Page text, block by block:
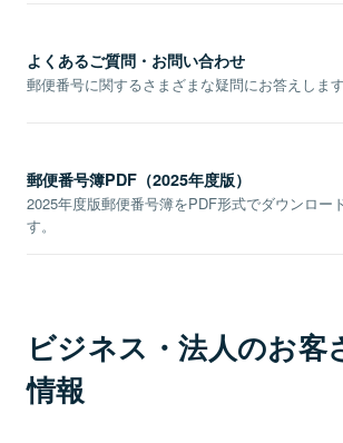
よくあるご質問・お問い合わせ
郵便番号に関するさまざまな疑問にお答えします
郵便番号簿PDF（2025年度版）
2025年度版郵便番号簿をPDF形式でダウンロー
す。
ビジネス・法人のお客
情報